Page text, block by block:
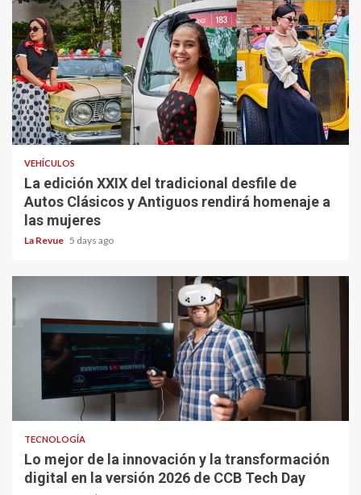
VEHÍCULOS
La edición XXIX del tradicional desfile de
Autos Clásicos y Antiguos rendirá homenaje a
las mujeres
La Revue 5 days ago
TECNOLOGÍA
Lo mejor de la innovación y la transformación
digital en la versión 2026 de CCB Tech Day